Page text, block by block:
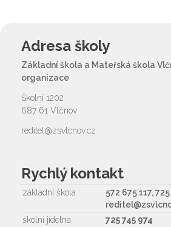
Adresa školy
Základní škola a Mateřská škola
organizace
Školní 1202
687 61 Vlčnov
reditel@zsvlcnov.cz
Rychlý kontakt
základní škola
572 675 117,
školní jídelna
725 745 974